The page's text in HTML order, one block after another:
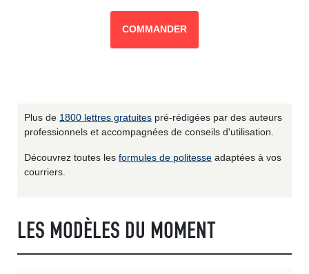
COMMANDER
Plus de 1800 lettres gratuites pré-rédigées par des auteurs
professionnels et accompagnées de conseils d'utilisation.
Découvrez toutes les formules de politesse adaptées à vos
courriers.
LES MODÈLES DU MOMENT